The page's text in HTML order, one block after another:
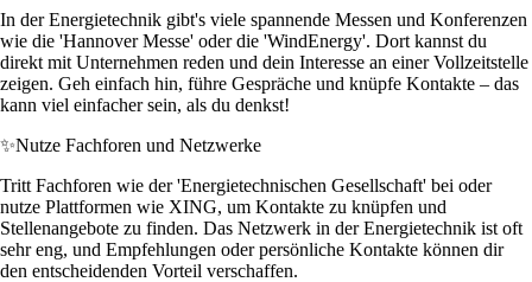
In der Energietechnik gibt's viele spannende Messen und Konferenzen
wie die 'Hannover Messe' oder die 'WindEnergy'. Dort kannst du
direkt mit Unternehmen reden und dein Interesse an einer Vollzeitstelle
zeigen. Geh einfach hin, führe Gespräche und knüpfe Kontakte – das
kann viel einfacher sein, als du denkst!
✨Nutze Fachforen und Netzwerke
Tritt Fachforen wie der 'Energietechnischen Gesellschaft' bei oder
nutze Plattformen wie XING, um Kontakte zu knüpfen und
Stellenangebote zu finden. Das Netzwerk in der Energietechnik ist oft
sehr eng, und Empfehlungen oder persönliche Kontakte können dir
den entscheidenden Vorteil verschaffen.